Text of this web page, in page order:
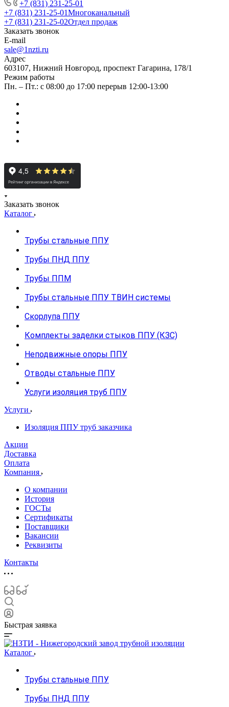
+7 (831) 231-25-01
+7 (831) 231-25-01Многоканальный
+7 (831) 231-25-02Отдел продаж
Заказать звонок
E-mail
sale@1nzti.ru
Адрес
603107, Нижний Новгород, проспект Гагарина, 178/1
Режим работы
Пн. – Пт.: с 08:00 до 17:00 перерыв 12:00-13:00
Заказать звонок
Каталог
Трубы стальные ППУ
Трубы ПНД ППУ
Трубы ППМ
Трубы стальные ППУ ТВИН системы
Скорлупа ППУ
Комплекты заделки стыков ППУ (КЗС)
Неподвижные опоры ППУ
Отводы стальные ППУ
Услуги изоляция труб ППУ
Услуги
Изоляция ППУ труб заказчика
Акции
Доставка
Оплата
Компания
О компании
История
ГОСТы
Сертификаты
Поставщики
Вакансии
Реквизиты
Контакты
Быстрая заявка
Каталог
Трубы стальные ППУ
Трубы ПНД ППУ